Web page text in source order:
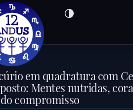
em quadratura com
Mentes nutridas,
compromisso